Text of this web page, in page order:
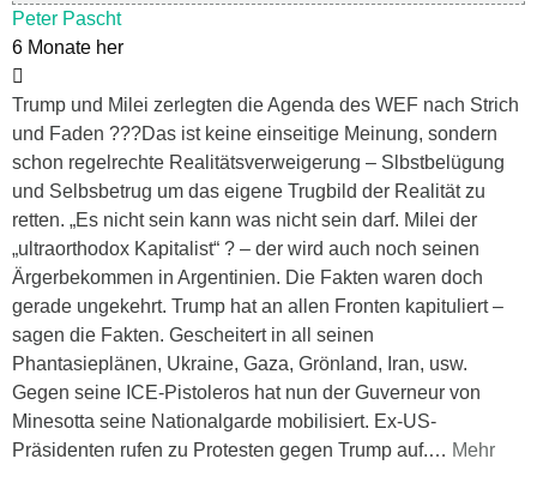
Peter Pascht
6 Monate her
Trump und Milei zerlegten die Agenda des WEF nach Strich
und Faden ???Das ist keine einseitige Meinung, sondern
schon regelrechte Realitätsverweigerung – Slbstbelügung
und Selbsbetrug um das eigene Trugbild der Realität zu
retten. „Es nicht sein kann was nicht sein darf. Milei der
„ultraorthodox Kapitalist“ ? – der wird auch noch seinen
Ärgerbekommen in Argentinien. Die Fakten waren doch
gerade ungekehrt. Trump hat an allen Fronten kapituliert –
sagen die Fakten. Gescheitert in all seinen
Phantasieplänen, Ukraine, Gaza, Grönland, Iran, usw.
Gegen seine ICE-Pistoleros hat nun der Guverneur von
Minesotta seine Nationalgarde mobilisiert. Ex-US-
Präsidenten rufen zu Protesten gegen Trump auf.… Mehr